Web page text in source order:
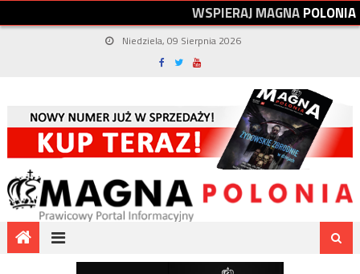
WSPIERAJMAGNAPOLONIA
Niedziela, 09 Sierpnia 2026